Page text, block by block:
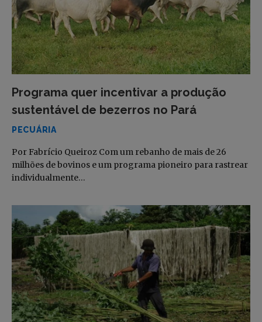
Programa quer incentivar a produção
sustentável de bezerros no Pará
PECUÁRIA
Por Fabrício Queiroz Com um rebanho de mais de 26
milhões de bovinos e um programa pioneiro para rastrear
individualmente…